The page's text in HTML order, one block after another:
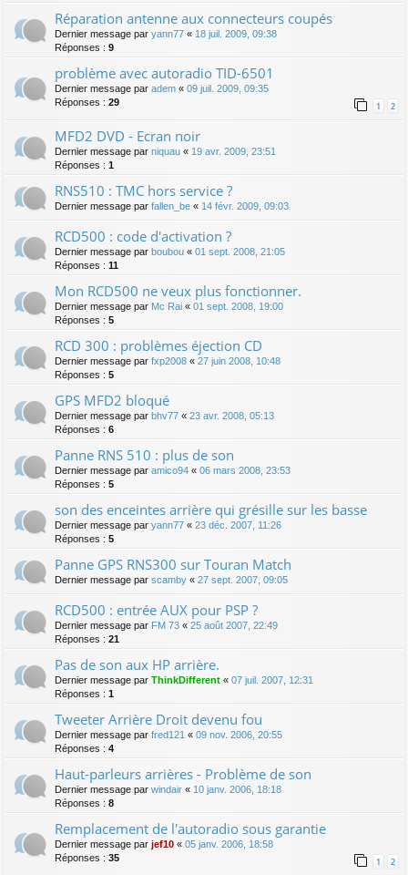
Réparation antenne aux connecteurs coupés
Dernier message par yann77 « 18 juil. 2009, 09:38
Réponses : 9
problème avec autoradio TID-6501
Dernier message par adem « 09 juil. 2009, 09:35
Réponses : 29 1 2
MFD2 DVD - Ecran noir
Dernier message par niquau « 19 avr. 2009, 23:51
Réponses : 1
RNS510 : TMC hors service ?
Dernier message par fallen_be « 14 févr. 2009, 09:03
RCD500 : code d'activation ?
Dernier message par boubou « 01 sept. 2008, 21:05
Réponses : 11
Mon RCD500 ne veux plus fonctionner.
Dernier message par Mc Rai « 01 sept. 2008, 19:00
Réponses : 5
RCD 300 : problèmes éjection CD
Dernier message par fxp2008 « 27 juin 2008, 10:48
Réponses : 5
GPS MFD2 bloqué
Dernier message par bhv77 « 23 avr. 2008, 05:13
Réponses : 6
Panne RNS 510 : plus de son
Dernier message par amico94 « 06 mars 2008, 23:53
Réponses : 5
son des enceintes arrière qui grésille sur les basse
Dernier message par yann77 « 23 déc. 2007, 11:26
Réponses : 5
Panne GPS RNS300 sur Touran Match
Dernier message par scamby « 27 sept. 2007, 09:05
RCD500 : entrée AUX pour PSP ?
Dernier message par FM 73 « 25 août 2007, 22:49
Réponses : 21
Pas de son aux HP arrière.
Dernier message par ThinkDifferent « 07 juil. 2007, 12:31
Réponses : 1
Tweeter Arrière Droit devenu fou
Dernier message par fred121 « 09 nov. 2006, 20:55
Réponses : 4
Haut-parleurs arrières - Problème de son
Dernier message par windair « 10 janv. 2006, 18:18
Réponses : 8
Remplacement de l'autoradio sous garantie
Dernier message par jef10 « 05 janv. 2006, 18:58
Réponses : 35 1 2